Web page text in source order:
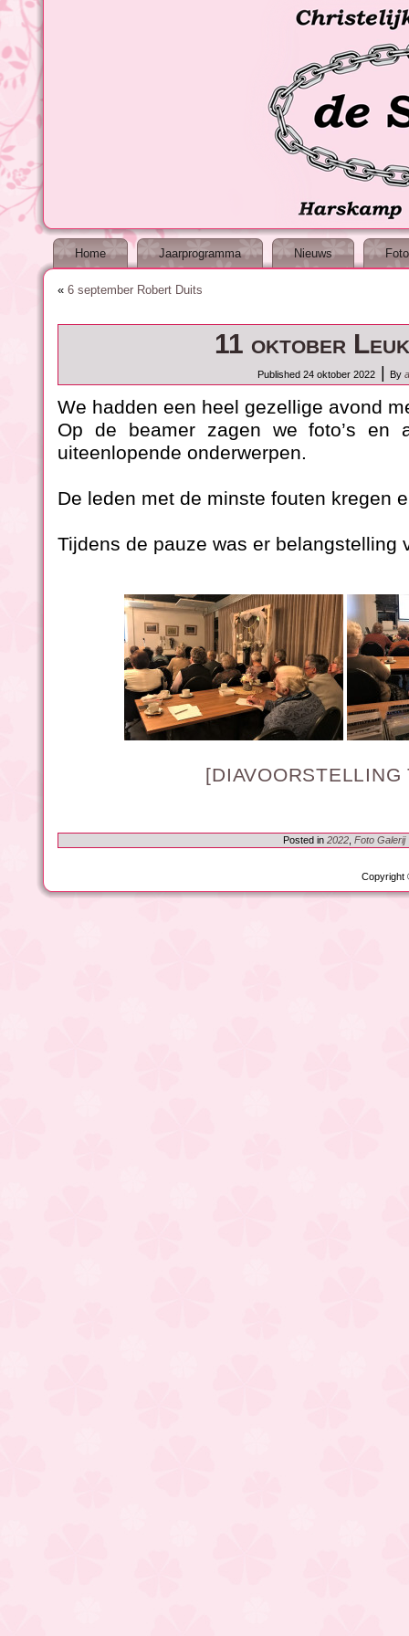
Home Jaarprogramma Nieuws
« 6 september Robert Duits
11 oktober
Published 24 oktober 2022 By
We hadden een heel gezellige avond
Op de beamer zagen we foto’s en
uiteenlopende onderwerpen.
De leden met de minste fouten kregen
Tijdens de pauze was er belangstelling
[DIAVOORSTELLING
Posted in 2022 Foto Galerij
Copyright